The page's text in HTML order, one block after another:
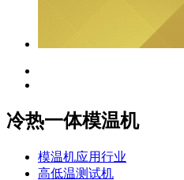
冷热一体模温机
模温机应用行业
高低温测试机